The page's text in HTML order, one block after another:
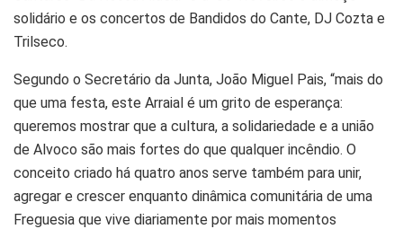
solidário e os concertos de Bandidos do Cante, DJ Cozta e
Trilseco.
Segundo o Secretário da Junta, João Miguel Pais, “mais do
que uma festa, este Arraial é um grito de esperança:
queremos mostrar que a cultura, a solidariedade e a união
de Alvoco são mais fortes do que qualquer incêndio. O
conceito criado há quatro anos serve também para unir,
agregar e crescer enquanto dinâmica comunitária de uma
Freguesia que vive diariamente por mais momentos